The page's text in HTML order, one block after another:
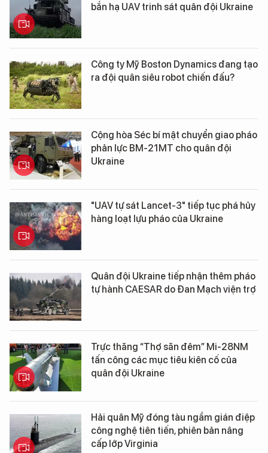
bắn hạ UAV trinh sát quân đội Ukraine
Công ty Mỹ Boston Dynamics đang tạo
ra đội quân siêu robot chiến đấu?
Cộng hòa Séc bí mật chuyển giao pháo
phản lực BM-21MT cho quân đội
Ukraine
"UAV tự sát Lancet-3" tiếp tục phá hủy
hàng loạt lựu pháo của Ukraine
Quân đội Ukraine tiếp nhận thêm pháo
tự hành CAESAR do Đan Mạch viện trợ
Trực thăng “Thợ săn đêm” Mi-28NM
tấn công các mục tiêu kiên cố của
quân đội Ukraine
Hải quân Mỹ đóng tàu ngầm gián điệp
công nghệ tiên tiến, phiên bản nâng
cấp lớp Virginia